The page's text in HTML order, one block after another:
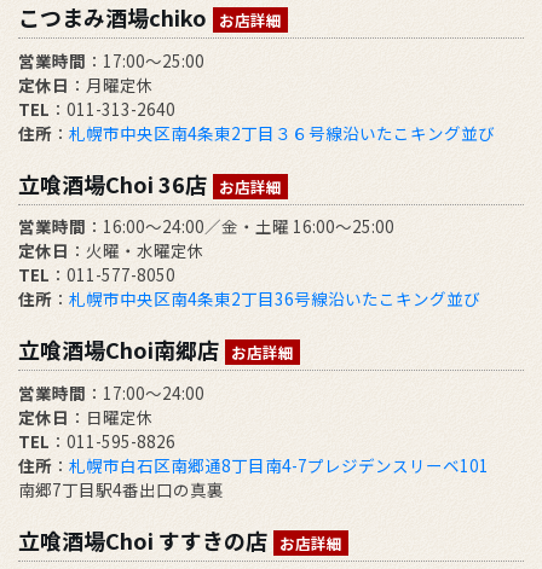
こつまみ酒場chiko お店詳細
営業時間 ：17:00～25:00
定休日 ：月曜定休
TEL ：011-313-2640
住所 ： 札幌市中央区南4条東2丁目３６号線沿いたこキング並び
立喰酒場Choi 36店 お店詳細
営業時間 ：16:00～24:00／金・土曜 16:00～25:00
定休日 ：火曜・水曜定休
TEL ：011-577-8050
住所 ： 札幌市中央区南4条東2丁目36号線沿いたこキング並び
立喰酒場Choi南郷店 お店詳細
営業時間 ：17:00～24:00
定休日 ：日曜定休
TEL ：011-595-8826
住所 ： 札幌市白石区南郷通8丁目南4-7プレジデンスリーベ101
南郷7丁目駅4番出口の真裏
立喰酒場Choi すすきの店 お店詳細